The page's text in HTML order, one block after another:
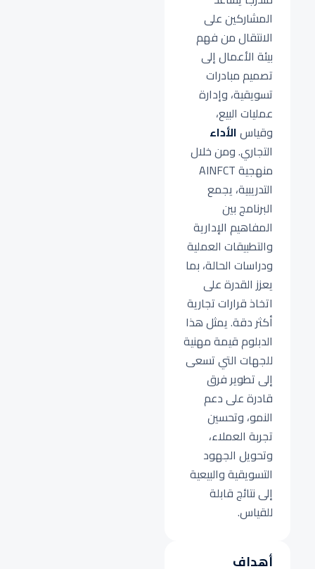
المشاركين على
الانتقال من فهم
بيئة الأعمال إلى
تصميم مبادرات
تسويقية، وإدارة
عمليات البيع،
وقياسالأداء
التجاري. ومن خلال
منهجية AINFCT
التدريبية، يجمع
البرنامج بين
المفاهيم الإدارية
والتطبيقات العملية
ودراسات الحالة، بما
يعزز القدرة على
اتخاذ قرارات تجارية
أكثر دقة. يمثل هذا
الدبلوم قيمة مهنية
للجهات التي تسعى
إلى تطوير فرق
قادرة على دعم
النمو، وتحسين
تجربة العملاء،
وتحويل الجهود
التسويقية والبيعية
إلى نتائج قابلة
للقياس.
أهداف